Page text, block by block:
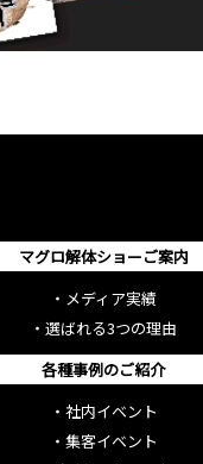
マグロ解体ショーご案内
・ メディア実績
・ 選ばれる3つの理由
各種事例のご紹介
・ 社内イベント
・ 集客イベント